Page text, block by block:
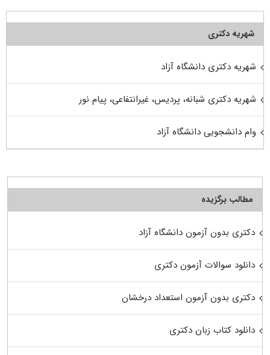
شهریه دکتری
شهریه دکتری دانشگاه آزاد
شهریه دکتری شبانه، پردیس، غیرانتفاعی، پیام نور
وام دانشجویی دانشگاه آزاد
مطالب برگزیده
دکتری بدون آزمون دانشگاه آزاد
دانلود سوالات آزمون دکتری
دکتری بدون آزمون استعداد درخشان
دانلود کتاب زبان دکتری